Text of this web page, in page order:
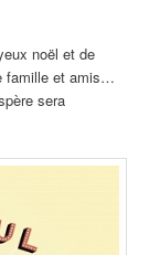
noël et de
famille et amis…
sera